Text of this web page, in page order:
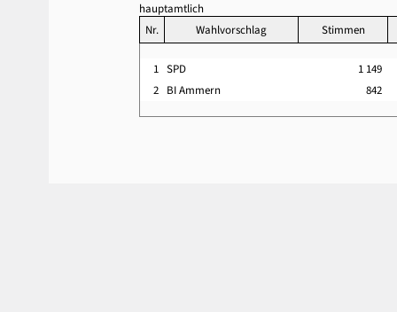
hauptamtlich
Nr.
Wahlvorschlag Stimmen
1 SPD
1 149
2 BI Ammern 842